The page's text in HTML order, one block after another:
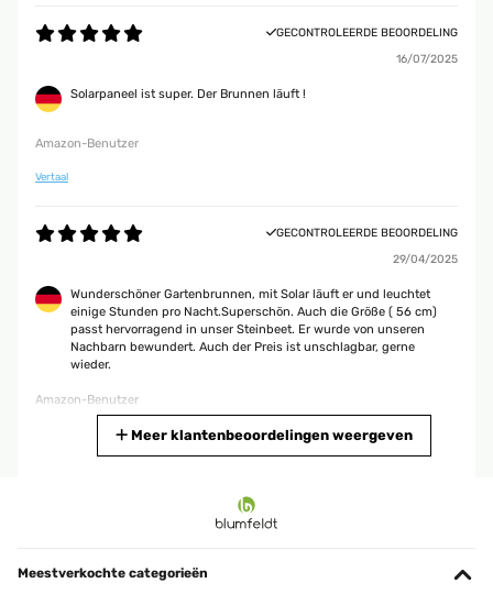
GECONTROLEERDE BEOORDELING
16/07/2025
Solarpaneel ist super. Der Brunnen läuft !
Amazon-Benutzer
Vertaal
GECONTROLEERDE BEOORDELING
29/04/2025
Wunderschöner Gartenbrunnen, mit Solar läuft er und leuchtet
einige Stunden pro Nacht.Superschön. Auch die Größe ( 56 cm)
passt hervorragend in unser Steinbeet. Er wurde von unseren
Nachbarn bewundert. Auch der Preis ist unschlagbar, gerne
wieder.
Amazon-Benutzer
Wintergarten zu ersetzen habe ich lange gesucht. Endlich bin ich
fündig geworden und der neue Brunnen passt wunderbar.Leider
Meer klantenbeoordelingen weergeven
Meestverkochte categorieën